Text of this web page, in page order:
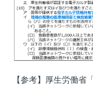
【参考】厚生労働省「